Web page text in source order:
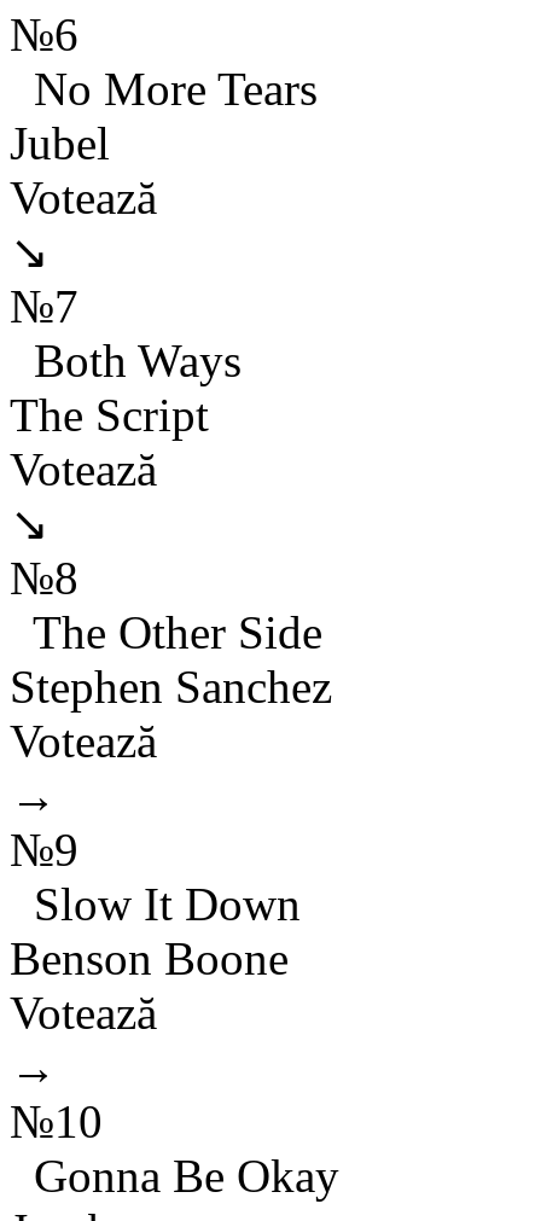
№6
No More Tears
Jubel
Votează
↘
№7
Both Ways
The Script
Votează
↘
№8
The Other Side
Stephen Sanchez
Votează
→
№9
Slow It Down
Benson Boone
Votează
→
№10
Gonna Be Okay